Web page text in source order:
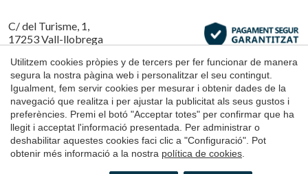
C/ del Turisme, 1,
17253 Vall-llobrega
Avís Legal
Condicions d'ús de la web
Política de Cookies
Utilitzem cookies pròpies y de tercers per fer funcionar de manera
segura la nostra pàgina web i personalitzar el seu contingut.
Igualment, fem servir cookies per mesurar i obtenir dades de la
navegació que realitza i per ajustar la publicitat als seus gustos i
preferències. Premi el botó "Acceptar totes" per confirmar que ha
llegit i acceptat l'informació presentada. Per administrar o
deshabilitar aquestes cookies faci clic a "Configuració". Pot
obtenir més informació a la nostra política de cookies
Guardar configuració Acceptar totes